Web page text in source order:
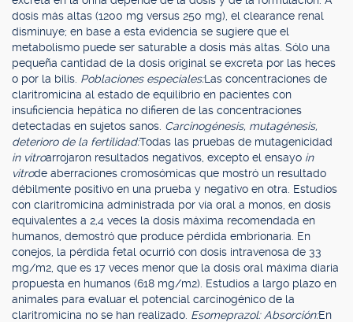
dosis más altas (1200 mg versus 250 mg), el clearance renal
disminuye; en base a esta evidencia se sugiere que el
metabolismo puede ser saturable a dosis más altas. Sólo una
pequeña cantidad de la dosis original se excreta por las heces
o por la bilis. Poblaciones especiales:Las concentraciones de
claritromicina al estado de equilibrio en pacientes con
insuficiencia hepática no difieren de las concentraciones
detectadas en sujetos sanos. Carcinogénesis, mutagénesis,
deterioro de la fertilidad:Todas las pruebas de mutagenicidad
in vitroarrojaron resultados negativos, excepto el ensayo in
vitrode aberraciones cromosómicas que mostró un resultado
débilmente positivo en una prueba y negativo en otra. Estudios
con claritromicina administrada por vía oral a monos, en dosis
equivalentes a 2,4 veces la dosis máxima recomendada en
humanos, demostró que produce pérdida embrionaria. En
conejos, la pérdida fetal ocurrió con dosis intravenosa de 33
mg/m2, que es 17 veces menor que la dosis oral máxima diaria
propuesta en humanos (618 mg/m2). Estudios a largo plazo en
animales para evaluar el potencial carcinogénico de la
claritromicina no se han realizado. Esomeprazol: Absorción:En